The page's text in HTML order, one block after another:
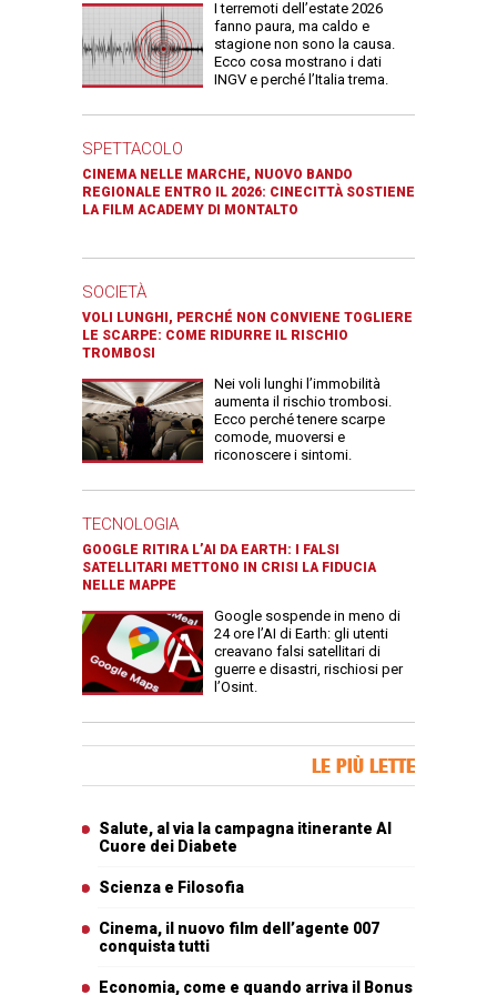
I terremoti dell’estate 2026
fanno paura, ma caldo e
stagione non sono la causa.
Ecco cosa mostrano i dati
INGV e perché l’Italia trema.
SPETTACOLO
CINEMA NELLE MARCHE, NUOVO BANDO
REGIONALE ENTRO IL 2026: CINECITTÀ SOSTIENE
LA FILM ACADEMY DI MONTALTO
SOCIETÀ
VOLI LUNGHI, PERCHÉ NON CONVIENE TOGLIERE
LE SCARPE: COME RIDURRE IL RISCHIO
TROMBOSI
Nei voli lunghi l’immobilità
aumenta il rischio trombosi.
Ecco perché tenere scarpe
comode, muoversi e
riconoscere i sintomi.
TECNOLOGIA
GOOGLE RITIRA L’AI DA EARTH: I FALSI
SATELLITARI METTONO IN CRISI LA FIDUCIA
NELLE MAPPE
Google sospende in meno di
24 ore l’AI di Earth: gli utenti
creavano falsi satellitari di
guerre e disastri, rischiosi per
l’Osint.
LE PIÙ LETTE
Salute, al via la campagna itinerante Al
Cuore dei Diabete
Scienza e Filosofia
Cinema, il nuovo film dell’agente 007
conquista tutti
Economia, come e quando arriva il Bonus